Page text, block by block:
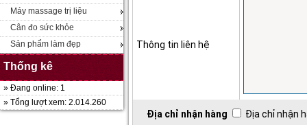
Máy massage trị liệu
Cân đo sức khỏe
Sản phẩm làm đẹp
Thống kê
» Đang online: 1
» Tổng lượt xem: 2.014.260
Thông tin liên hệ
Địa chỉ nhận hàng Địa chỉ nhận